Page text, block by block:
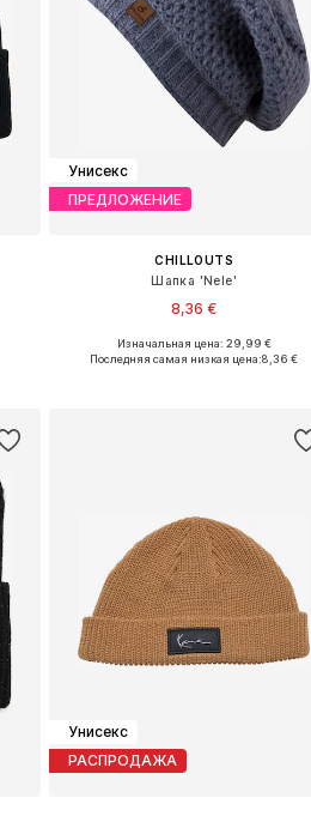
Унисекс
ПРЕДЛОЖЕНИЕ
CHILLOUTS
Шапка 'Nele'
8,36 €
Доступные размеры: 55-60
Изначальная цена: 29,99 €
Последняя самая низкая цена:8,36 €
Унисекс
РАСПРОДАЖА